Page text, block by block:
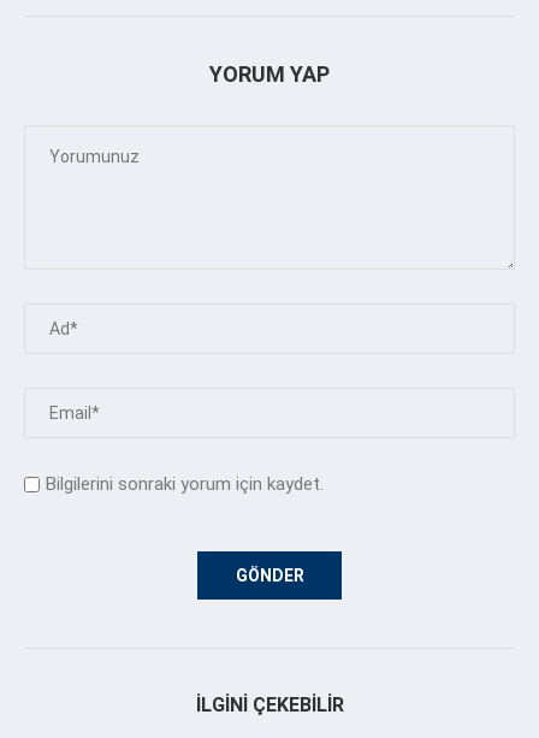
YORUM YAP
Bilgilerini sonraki yorum için kaydet.
İLGINI ÇEKEBILIR